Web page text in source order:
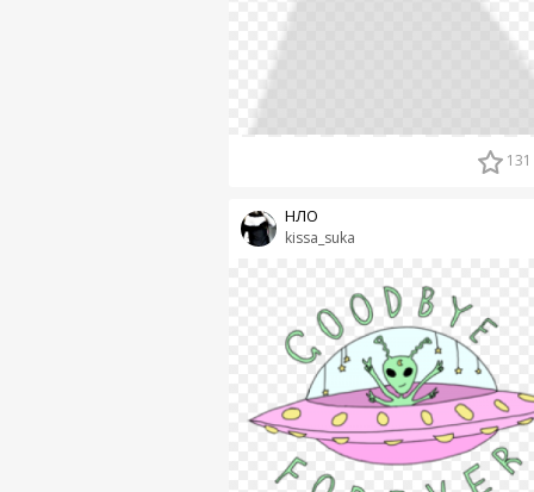
131
kissa_suka
НЛО